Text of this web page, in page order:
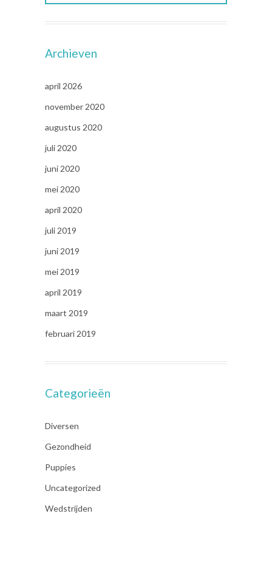
Archieven
april 2026
november 2020
augustus 2020
juli 2020
juni 2020
mei 2020
april 2020
juli 2019
juni 2019
mei 2019
april 2019
maart 2019
februari 2019
Categorieën
Diversen
Gezondheid
Puppies
Uncategorized
Wedstrijden